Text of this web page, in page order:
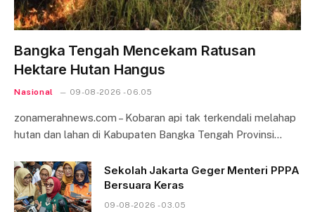
Bangka Tengah Mencekam Ratusan
Hektare Hutan Hangus
Nasional 09-08-2026 - 06.05
zonamerahnews.com – Kobaran api tak terkendali melahap
hutan dan lahan di Kabupaten Bangka Tengah Provinsi…
Sekolah Jakarta Geger Menteri PPPA
Bersuara Keras
09-08-2026 - 03.05